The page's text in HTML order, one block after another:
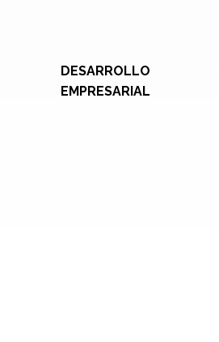
DESARROLLO
EMPRESARIAL